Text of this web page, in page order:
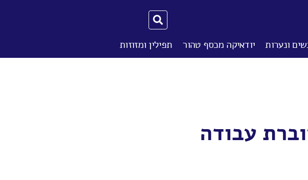
ונערות יודאיקה מכסף טהור תפילין ומזוזות
עבודה